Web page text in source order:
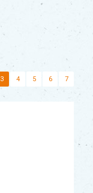
3 4 5 6 7